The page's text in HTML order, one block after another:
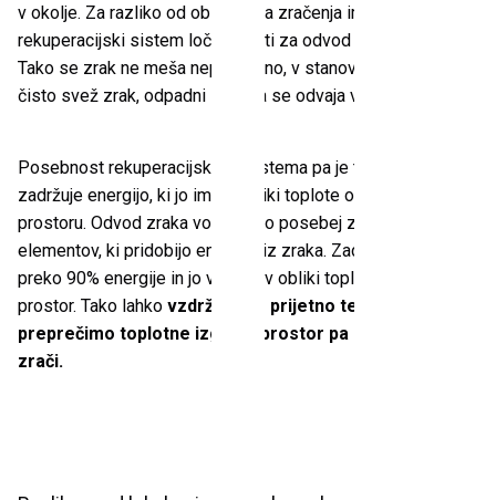
v okolje. Za razliko od običajnega zračenja ima
rekuperacijski sistem ločene poti za odvod in dovod zraka.
Tako se zrak ne meša neposredno, v stanovanje dobimo
čisto svež zrak, odpadni zrak pa se odvaja v okolje.
Posebnost rekuperacijskega sistema pa je ta, da učinkovito
zadržuje energijo, ki jo ima v obliki toplote ogrevan zrak v
prostoru. Odvod zraka vodi preko posebej zasnovanih
elementov, ki pridobijo energijo iz zraka. Zadržijo lahko
preko 90% energije in jo vračajo v obliki toplote nazaj v
prostor. Tako lahko vzdržujemo prijetno temperaturo in
preprečimo toplotne izgube, prostor pa se nemoteno
zrači.